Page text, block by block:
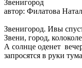
Звенигород
автор: Филатова
Звенигород. Ивы
Звени, город,
А солнце оденет
запросятся в руки